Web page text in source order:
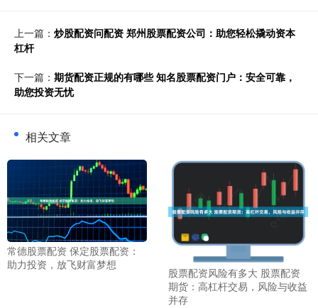
上一篇： 炒股配资问配资 郑州股票配资公司：助您轻松撬动资本
杠杆
下一篇： 期货配资正规的有哪些 知名股票配资门户：安全可靠，
助您投资无忧
相关文章
常德股票配资 保定股票配资：
助力投资，放飞财富梦想
股票配资风险有多大 股票配资
期货：高杠杆交易，风险与收益
并存